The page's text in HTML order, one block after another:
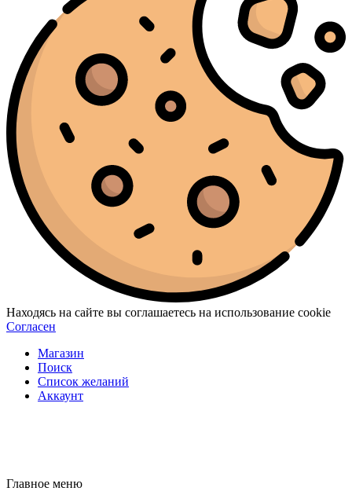
Находясь на сайте вы соглашаетесь на использование cookie
Согласен
Магазин
Поиск
Список желаний
Аккаунт
Главное меню